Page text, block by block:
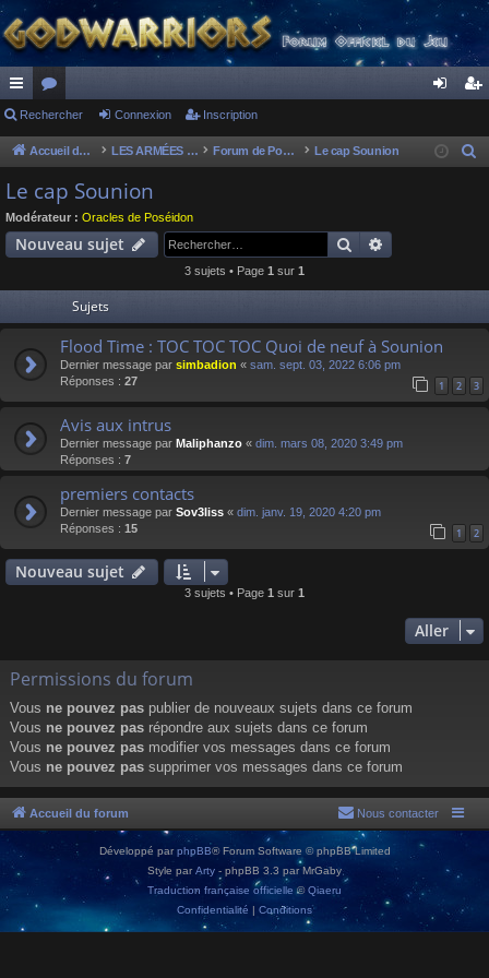
ac
co
ur
ci
or
u
s
ne cri
Rechercher Connexion Inscription
Accueil du forum LES ARMÉES DIVINES - FORUMS DE CLAN Forum de Poséidon Le cap Sounion
c
Le cap Sounion
Modérateur : Oracles de Poséidon
Nouveau sujet Rechercher
3 sujets • Page 1 sur 1
Sujets
Flood Time : TOC TOC TOC Quoi de neuf à Sounion
Dernier message par simbadion « sam. sept. 03, 2022 6:06 pm
Réponses : 27 1 2 3
Avis aux intrus
Dernier message par Maliphanzo « dim. mars 08, 2020 3:49 pm
Réponses : 7
premiers contacts
Dernier message par Sov3liss « dim. janv. 19, 2020 4:20 pm
Réponses : 15 1 2
Nouveau sujet
3 sujets • Page 1 sur 1
Aller
Permissions du forum
Vous ne pouvez pas publier de nouveaux sujets dans ce forum
Vous ne pouvez pas répondre aux sujets dans ce forum
Vous ne pouvez pas modifier vos messages dans ce forum
Vous ne pouvez pas supprimer vos messages dans ce forum
Accueil du forum Nous contacter
Développé par phpBB® Forum Software © phpBB Limited
Style parArty - phpBB 3.3 par MrGaby
Traduction française officielle ©Qiaeru
Confidentialité | Conditions